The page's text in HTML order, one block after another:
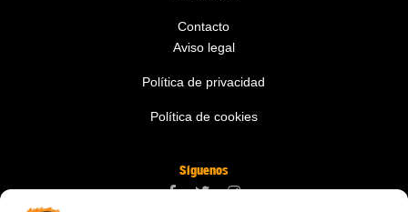
Contacto
Aviso legal
Política de privacidad
Política de cookies
Síguenos